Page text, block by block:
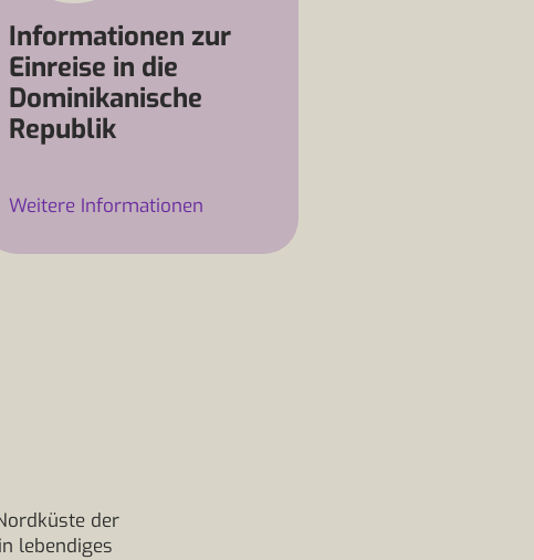
Informationen zur
Einreise in die
Dominikanische
Republik
Weitere Informationen
der
lebendiges